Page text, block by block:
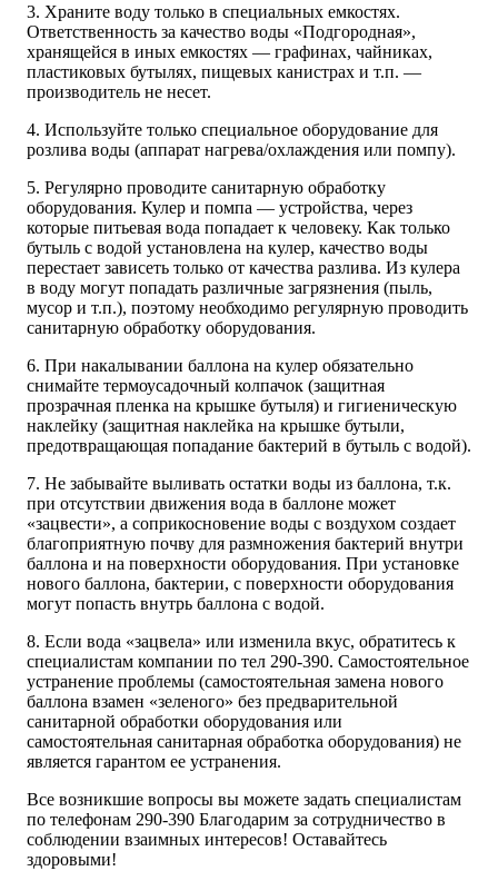
3. Храните воду только в специальных емкостях.
Ответственность за качество воды «Подгородная»,
хранящейся в иных емкостях — графинах, чайниках,
пластиковых бутылях, пищевых канистрах и т.п. —
производитель не несет.
4. Используйте только специальное оборудование для
розлива воды (аппарат нагрева/охлаждения или помпу).
5. Регулярно проводите санитарную обработку
оборудования. Кулер и помпа — устройства, через
которые питьевая вода попадает к человеку. Как только
бутыль с водой установлена на кулер, качество воды
перестает зависеть только от качества разлива. Из кулера
в воду могут попадать различные загрязнения (пыль,
мусор и т.п.), поэтому необходимо регулярную проводить
санитарную обработку оборудования.
6. При накалывании баллона на кулер обязательно
снимайте термоусадочный колпачок (защитная
прозрачная пленка на крышке бутыля) и гигиеническую
наклейку (защитная наклейка на крышке бутыли,
предотвращающая попадание бактерий в бутыль с водой).
7. Не забывайте выливать остатки воды из баллона, т.к.
при отсутствии движения вода в баллоне может
«зацвести», а соприкосновение воды с воздухом создает
благоприятную почву для размножения бактерий внутри
баллона и на поверхности оборудования. При установке
нового баллона, бактерии, с поверхности оборудования
могут попасть внутрь баллона с водой.
8. Если вода «зацвела» или изменила вкус, обратитесь к
специалистам компании по тел 290-390. Самостоятельное
устранение проблемы (самостоятельная замена нового
баллона взамен «зеленого» без предварительной
санитарной обработки оборудования или
самостоятельная санитарная обработка оборудования) не
является гарантом ее устранения.
Все возникшие вопросы вы можете задать специалистам
по телефонам 290-390 Благодарим за сотрудничество в
соблюдении взаимных интересов! Оставайтесь
здоровыми!